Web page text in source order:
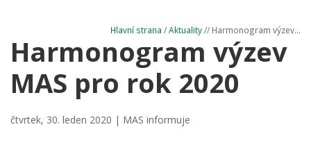
Hlavní strana /Aktuality// Harmonogram výzev...
Harmonogram výzev
MAS pro rok 2020
čtvrtek, 30. leden 2020 | MAS informuje